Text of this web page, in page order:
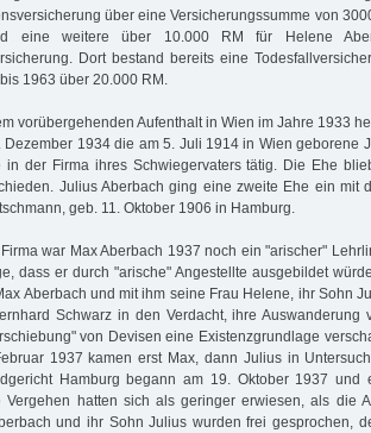
über eine Versicherungssumme von
eine weitere über 10.000 RM für Helene
Dort bestand bereits eine
1963 über 20.000 RM.
vorübergehenden Aufenthalt in Wien im Jahre 1933
Dezember 1934 die am 5. Juli 1914 in Wien geborene
in der Firma ihres Schwiegervaters tätig. Die Ehe
Julius Aberbach ging eine zweite Ehe ein mit
geb. 11. Oktober 1906 in Hamburg.
war Max Aberbach 1937 noch ein "arischer"
dass er durch "arische" Angestellte ausgebildet
Aberbach und mit ihm seine Frau Helene, ihr Sohn
Schwarz in den Verdacht, ihre Auswanderung
von Devisen eine Existenzgrundlage
1937 kamen erst Max, dann Julius in
Hamburg begann am 19. Oktober 1937 und
Vergehen hatten sich als geringer erwiesen, als die
und ihr Sohn Julius wurden frei gesprochen,